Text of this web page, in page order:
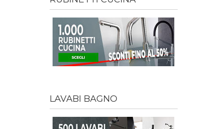
LAVABI BAGNO